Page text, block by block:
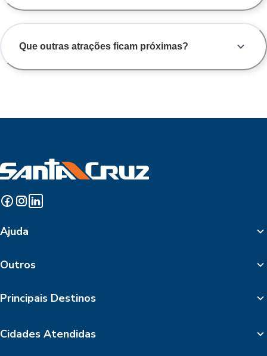
Que outras atrações ficam próximas?
Ajuda
Outros
Principais Destinos
Cidades Atendidas